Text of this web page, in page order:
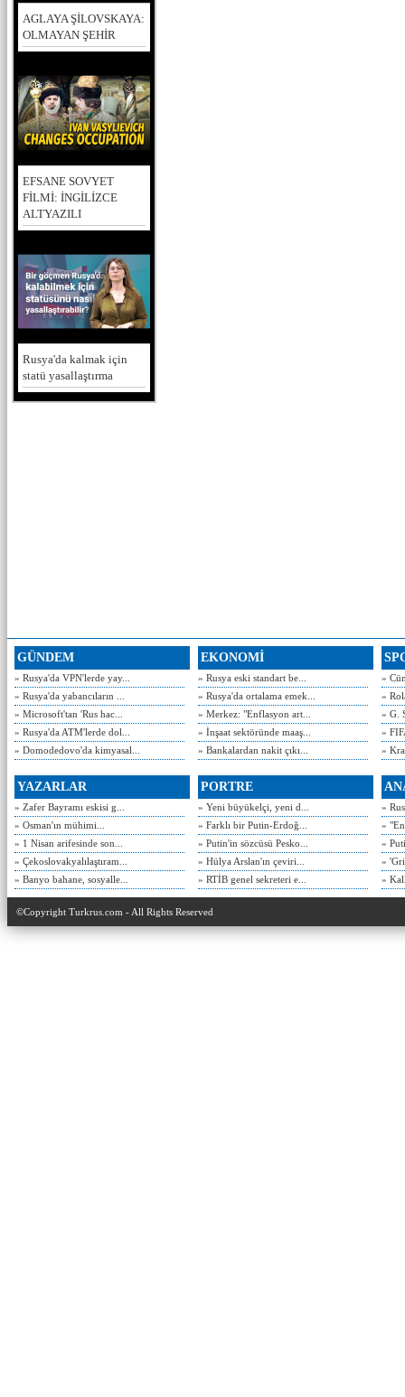
AGLAYA ŞİLOVSKAYA:
OLMAYAN ŞEHİR
EFSANE SOVYET
FİLMİ: İNGİLİZCE
ALTYAZILI
Rusya'da kalmak için
statü yasallaştırma
GÜNDEM
» Rusya'da VPN'lerde yay...
» Rusya'da yabancıların ...
» Microsoft'tan 'Rus hac...
» Rusya'da ATM'lerde dol...
» Domodedovo'da kimyasal...
EKONOMİ
» Rusya eski standart be...
» Rusya'da ortalama emek...
» Merkez: "Enflasyon art...
» İnşaat sektöründe maaş...
» Bankalardan nakit çıkı...
»
»
» G.
»
»
YAZARLAR
» Zafer Bayramı eskisi g...
» Osman'ın mühimi...
» 1 Nisan arifesinde son...
» Çekoslovakyalılaştıram...
» Banyo bahane, sosyalle...
PORTRE
» Yeni büyükelçi, yeni d...
» Farklı bir Putin-Erdoğ...
» Putin'in sözcüsü Pesko...
» Hülya Arslan'ın çeviri...
» RTİB genel sekreteri e...
»
»
»
»
»
©Copyright Turkrus.com - All Rights Reserved